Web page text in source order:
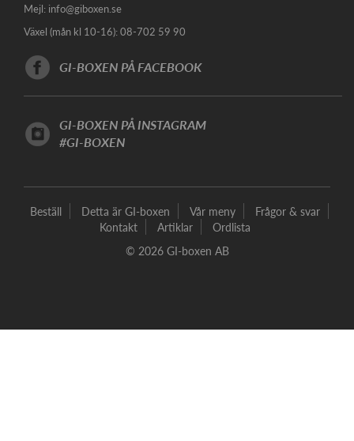
Mejl: info@giboxen.se
Växel (mån kl 10-16): 08-702 59 90
GI-BOXEN PÅ FACEBOOK
GI-BOXEN PÅ INSTAGRAM
#GI-BOXEN
Beställ Detta är GI-boxen Vår meny
Frågor & svar
Kontakt
Artiklar
Ordlista
© 2026 GI-boxen AB